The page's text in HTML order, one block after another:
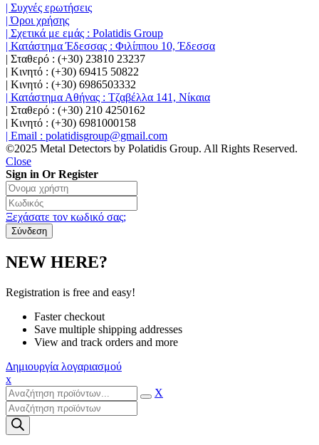
| Συχνές ερωτήσεις
| Όροι χρήσης
| Σχετικά με εμάς : Polatidis Group
| Κατάστημα Έδεσσας : Φιλίππου 10, Έδεσσα
| Σταθερό : (+30) 23810 23237
| Κινητό : (+30) 69415 50822
| Κινητό : (+30) 6986503332
| Κατάστημα Αθήνας : Τζαβέλλα 141, Νίκαια
| Σταθερό : (+30) 210 4250162
| Κινητό : (+30) 6981000158
| Email : polatidisgroup@gmail.com
©2025 Metal Detectors by Polatidis Group. All Rights Reserved.
Close
Sign in Or Register
Ξεχάσατε τον κωδικό σας;
NEW HERE?
Registration is free and easy!
Faster checkout
Save multiple shipping addresses
View and track orders and more
Δημιουργία λογαριασμού
x
X
Products
search